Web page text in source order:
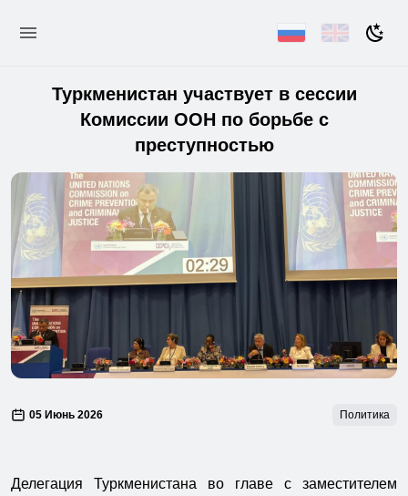
Туркменистан участвует в сессии
Комиссии ООН по борьбе с
преступностью
05 Июнь 2026 Политика
Делегация Туркменистана во главе с заместителем